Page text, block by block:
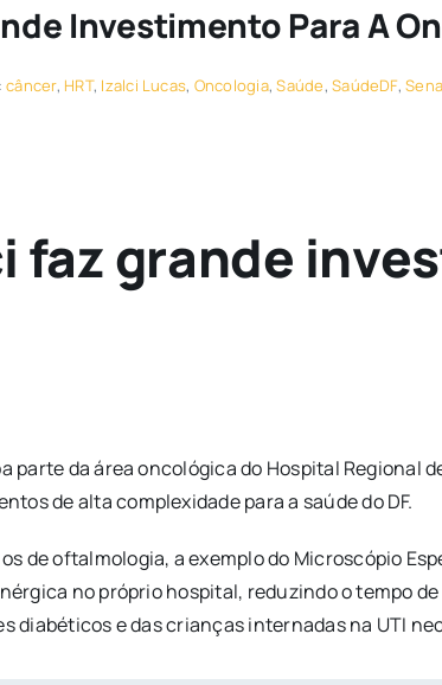
Investimento Para A
câncer, HRT, Izalci Lucas, Oncologia,Saúde,SaúdeDF,
faz grande
parte da área oncológica do Hospital Regional
de alta complexidade para a saúde do DF.
de oftalmologia, a exemplo do Microscópio
no próprio hospital, reduzindo o tempo
e das crianças internadas na UTI